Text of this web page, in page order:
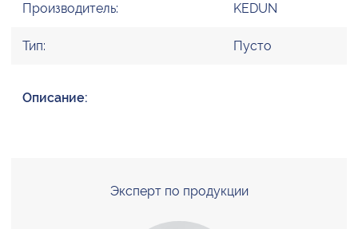
Производитель: KEDUN
Тип: Пусто
Описание:
Эксперт по продукции